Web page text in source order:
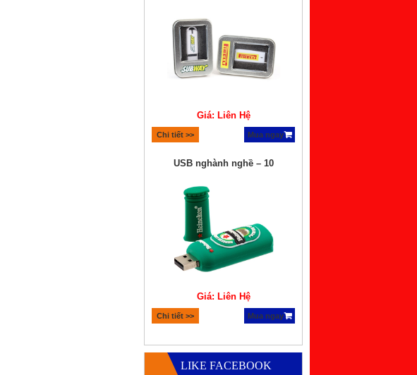
Giá: Liên Hệ
Chi tiết >> Mua ngay
USB nghành nghề – 10
Giá: Liên Hệ
Chi tiết >> Mua ngay
Quà tặng bộ xếp hình lego
LIKE FACEBOOK